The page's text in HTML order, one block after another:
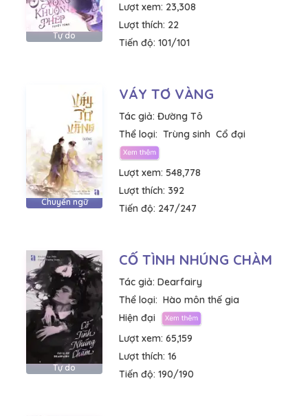
Tự do
Lượt xem: 23,308
Lượt thích: 22
Tiến độ: 101/101
Chuyển ngữ
VÁY TƠ VÀNG
Tác giả: Đường Tô
Thể loại: Trùng sinh Cổ đại
Lượt xem: 548,778
Lượt thích: 392
Tiến độ: 247/247
Tự do
CỐ TÌNH NHÚNG CHÀM
Tác giả: Dearfairy
Thể loại: Hào môn thế gia
Hiện đại
Lượt xem: 65,159
Lượt thích: 16
Tiến độ: 190/190